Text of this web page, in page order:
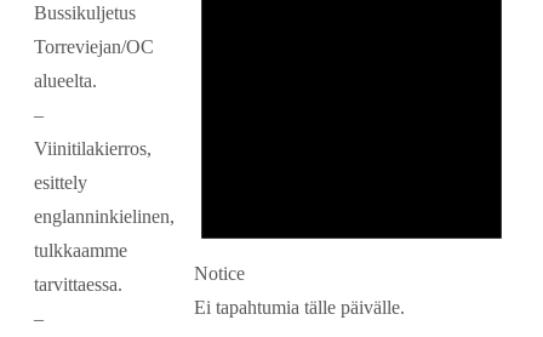
Bussikuljetus
Torreviejan/OC
alueelta.
–
Viinitilakierros,
esittely
englanninkielinen,
tulkkaamme
tarvittaessa.
–
Notice
Ei tapahtumia tälle päivälle.